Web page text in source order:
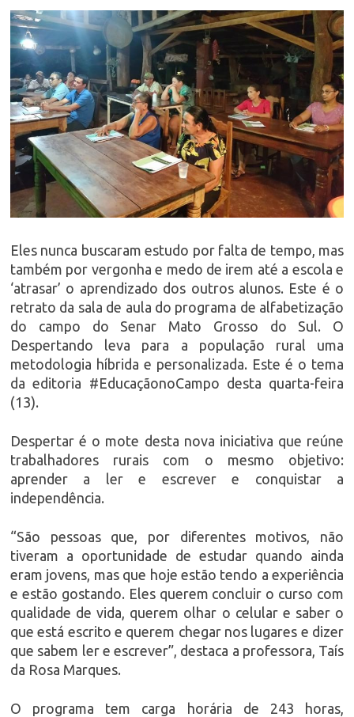
Eles nunca buscaram estudo por falta de tempo, mas
também por vergonha e medo de irem até a escola e
‘atrasar’ o aprendizado dos outros alunos. Este é o
retrato da sala de aula do programa de alfabetização
do campo do Senar Mato Grosso do Sul. O
Despertando leva para a população rural uma
metodologia híbrida e personalizada. Este é o tema
da editoria #EducaçãonoCampo desta quarta-feira
(13).
Despertar é o mote desta nova iniciativa que reúne
trabalhadores rurais com o mesmo objetivo:
aprender a ler e escrever e conquistar a
independência.
“São pessoas que, por diferentes motivos, não
tiveram a oportunidade de estudar quando ainda
eram jovens, mas que hoje estão tendo a experiência
e estão gostando. Eles querem concluir o curso com
qualidade de vida, querem olhar o celular e saber o
que está escrito e querem chegar nos lugares e dizer
que sabem ler e escrever”, destaca a professora, Taís
da Rosa Marques.
O programa tem carga horária de 243 horas,